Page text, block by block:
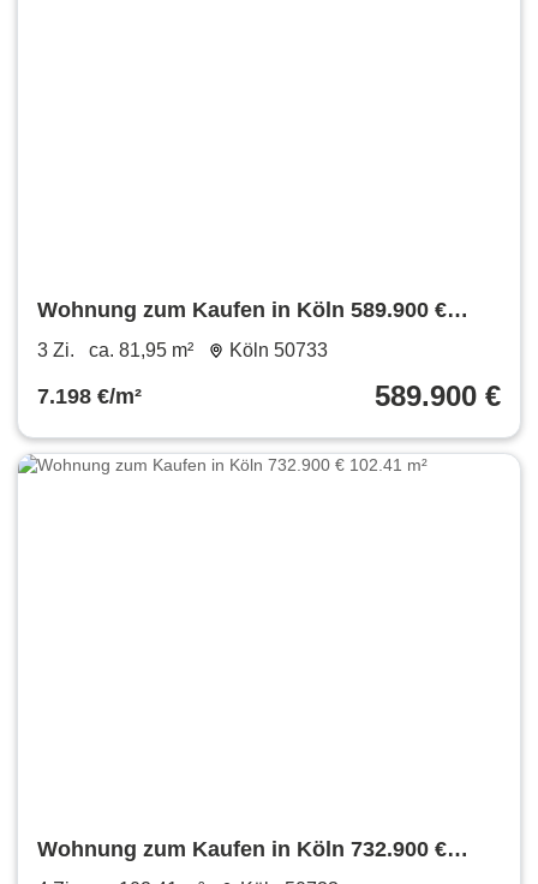
Wohnung zum Kaufen in Köln 589.900 €
81.95 m²
3 Zi. ca. 81,95 m² Köln 50733
7.198 €/m² 589.900 €
Wohnung zum Kaufen in Köln 732.900 €